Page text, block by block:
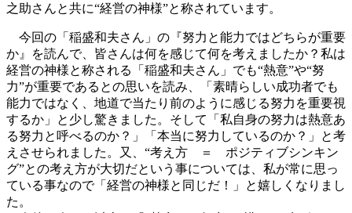
之助さんと共に“経営の神様”と称されています。
今回の「稲盛和夫さん」の『努力と能力ではどちらが重要
か』を読んで、皆さんは何を感じて何を考えましたか？私は
経営の神様と称される「稲盛和夫さん」でも“熱意”や“努
力”が重要であるとの思いを読み、「素晴らしい成功者でも
能力ではなく、地道で当たり前のように感じる努力を重要視
するか」と少し驚きました。そして「私自身の努力は熱意あ
る努力と呼べるのか？」「本当に努力しているのか？」と考
えさせられました。又、“考え方 ＝ ポジティブシンキン
グ”との考え方が大切だという事については、私が常に思っ
ている事なので「経営の神様と同じだ！」と嬉しくなりまし
た。